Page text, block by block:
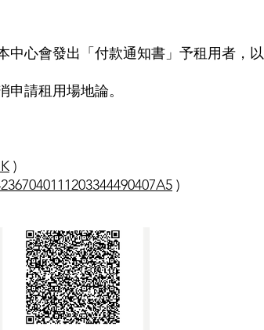
中心會發出「付款通知書」予租用者，以
請租用場地論。
)
)